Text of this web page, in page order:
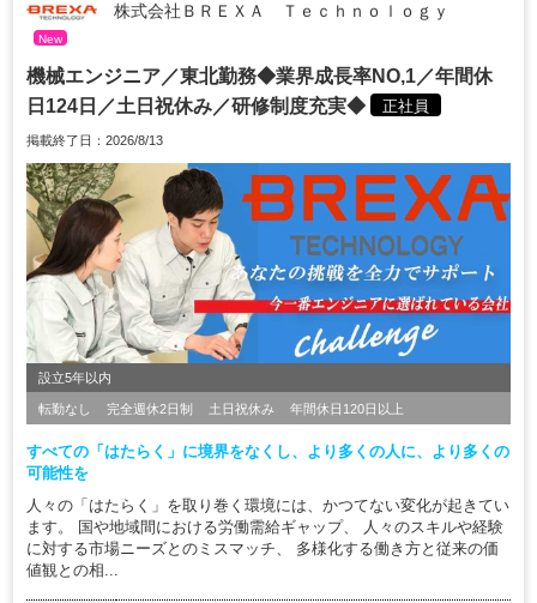
株式会社ＢＲＥＸＡ Ｔｅｃｈｎｏｌｏｇｙ
New
機械エンジニア／東北勤務◆業界成長率NO,1／年間休
日124日／土日祝休み／研修制度充実◆
正社員
掲載終了日：2026/8/13
設立5年以内
転勤なし 完全週休2日制 土日祝休み 年間休日120日以上
すべての「はたらく」に境界をなくし、より多くの人に、より多くの
可能性を
人々の「はたらく」を取り巻く環境には、かつてない変化が起きてい
ます。 国や地域間における労働需給ギャップ、 人々のスキルや経験
に対する市場ニーズとのミスマッチ、 多様化する働き方と従来の価
値観との相...